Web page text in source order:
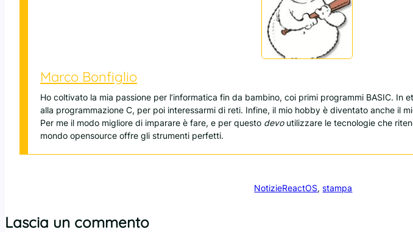
Marco Bonfiglio
Ho coltivato la mia passione per l’informatica fin da bambino, coi primi programmi BASIC. In
alla programmazione C, per poi interessarmi di reti. Infine, il mio hobby è diventato anche il
Per me il modo migliore di imparare è fare, e per questo devoutilizzare le tecnologie che
mondo opensource offre gli strumenti perfetti.
NotizieReactOS, stampa
Lascia un commento